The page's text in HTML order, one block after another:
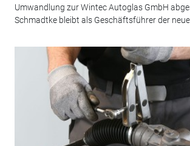
Umwandlung zur Wintec Autoglas GmbH
Schmadtke bleibt als Geschäftsführer der